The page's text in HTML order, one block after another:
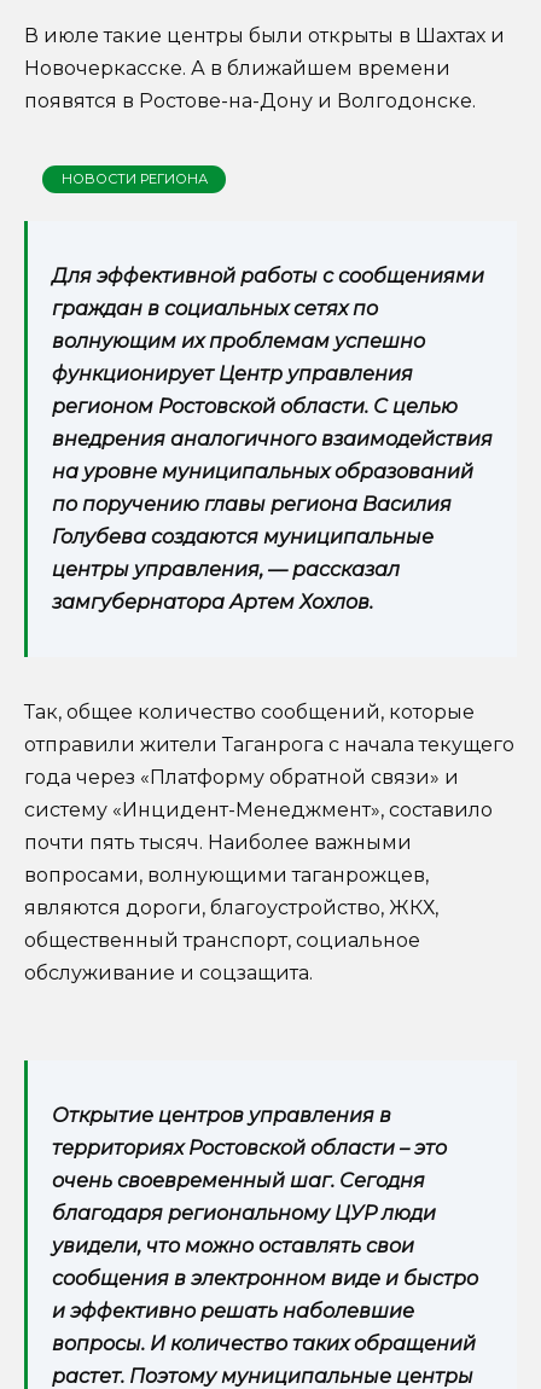
В июле такие центры были открыты в Шахтах и
Новочеркасске. А в ближайшем времени
появятся в Ростове-на-Дону и Волгодонске.
НОВОСТИ РЕГИОНА
Для эффективной работы с сообщениями
граждан в социальных сетях по
волнующим их проблемам успешно
функционирует Центр управления
регионом Ростовской области. С целью
внедрения аналогичного взаимодействия
на уровне муниципальных образований
по поручению главы региона Василия
Голубева создаются муниципальные
центры управления, — рассказал
замгубернатора Артем Хохлов.
Так, общее количество сообщений, которые
отправили жители Таганрога с начала текущего
года через «Платформу обратной связи» и
систему «Инцидент-Менеджмент», составило
почти пять тысяч. Наиболее важными
вопросами, волнующими таганрожцев,
являются дороги, благоустройство, ЖКХ,
общественный транспорт, социальное
обслуживание и соцзащита.
Открытие центров управления в
территориях Ростовской области – это
очень своевременный шаг. Сегодня
благодаря региональному ЦУР люди
увидели, что можно оставлять свои
сообщения в электронном виде и быстро
и эффективно решать наболевшие
вопросы. И количество таких обращений
растет. Поэтому муниципальные центры